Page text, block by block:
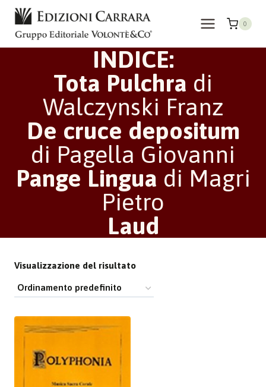
Salta
contenuto
0
INDICE:
Tota Pulchra di
Walczynski Franz
De cruce depositum
di Pagella Giovanni
Pange Lingua di Magri
Pietro
Laud
Visualizzazione del risultato